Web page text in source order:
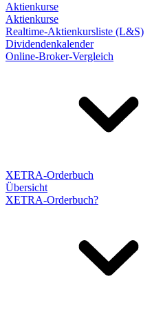
Aktienkurse
Aktienkurse
Realtime-Aktienkursliste (L&S)
Dividendenkalender
Online-Broker-Vergleich
XETRA-Orderbuch
Übersicht
XETRA-Orderbuch?